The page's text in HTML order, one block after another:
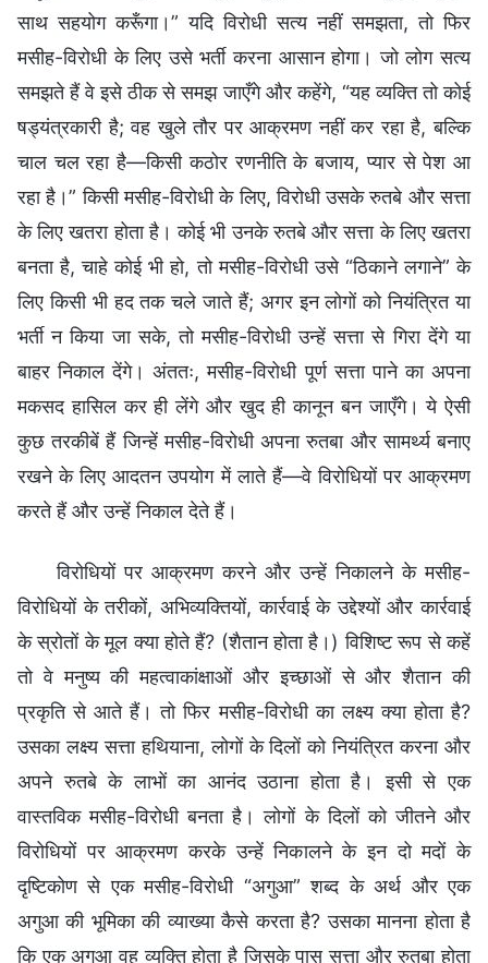
साथ सहयोग करूँगा।” यदि विरोधी सत्य नहीं समझता, तो फिर
मसीह-विरोधी के लिए उसे भर्ती करना आसान होगा। जो लोग सत्य
समझते हैं वे इसे ठीक से समझ जाएँगे और कहेंगे, “यह व्यक्ति तो कोई
षड्यंत्रकारी है; वह खुले तौर पर आक्रमण नहीं कर रहा है, बल्कि
चाल चल रहा है—किसी कठोर रणनीति के बजाय, प्यार से पेश आ
रहा है।” किसी मसीह-विरोधी के लिए, विरोधी उसके रुतबे और सत्ता
के लिए खतरा होता है। कोई भी उनके रुतबे और सत्ता के लिए खतरा
बनता है, चाहे कोई भी हो, तो मसीह-विरोधी उसे “ठिकाने लगाने” के
लिए किसी भी हद तक चले जाते हैं; अगर इन लोगों को नियंत्रित या
भर्ती न किया जा सके, तो मसीह-विरोधी उन्हें सत्ता से गिरा देंगे या
बाहर निकाल देंगे। अंततः, मसीह-विरोधी पूर्ण सत्ता पाने का अपना
मकसद हासिल कर ही लेंगे और खुद ही कानून बन जाएँगे। ये ऐसी
कुछ तरकीबें हैं जिन्हें मसीह-विरोधी अपना रुतबा और सामर्थ्य बनाए
रखने के लिए आदतन उपयोग में लाते हैं—वे विरोधियों पर आक्रमण
करते हैं और उन्हें निकाल देते हैं।
विरोधियों पर आक्रमण करने और उन्हें निकालने के मसीह-
विरोधियों के तरीकों, अभिव्यक्तियों, कार्रवाई के उद्देश्यों और कार्रवाई
के स्रोतों के मूल क्या होते हैं? (शैतान होता है।) विशिष्ट रूप से कहें
तो वे मनुष्य की महत्वाकांक्षाओं और इच्छाओं से और शैतान की
प्रकृति से आते हैं। तो फिर मसीह-विरोधी का लक्ष्य क्या होता है?
उसका लक्ष्य सत्ता हथियाना, लोगों के दिलों को नियंत्रित करना और
अपने रुतबे के लाभों का आनंद उठाना होता है। इसी से एक
वास्तविक मसीह-विरोधी बनता है। लोगों के दिलों को जीतने और
विरोधियों पर आक्रमण करके उन्हें निकालने के इन दो मदों के
दृष्टिकोण से एक मसीह-विरोधी “अगुआ” शब्द के अर्थ और एक
अगुआ की भूमिका की व्याख्या कैसे करता है? उसका मानना होता है
कि एक अगुआ वह व्यक्ति होता है जिसके पास सत्ता और रुतबा होता